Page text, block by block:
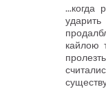
...когда
кайлою